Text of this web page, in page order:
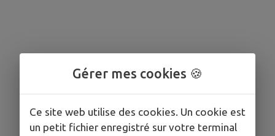
Gérer mes cookies 🍪
Ce site web utilise des cookies. Un cookie est
un petit fichier enregistré sur votre terminal